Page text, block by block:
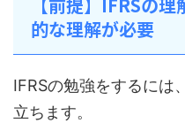
【前提】IFRSの
的な理解が必要
IFRSの勉強をするには
立ちます。